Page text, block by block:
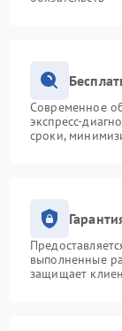
Современное
экспресс-
сроки,
выполненные
защищает